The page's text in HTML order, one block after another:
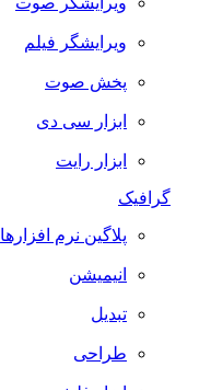
ویرایشگر فیلم
پخش صوت
ابزار سی دی
ابزار رایت
گرافیک
پلاگین نرم افزارها
انیمیشن
تبدیل
طراحی